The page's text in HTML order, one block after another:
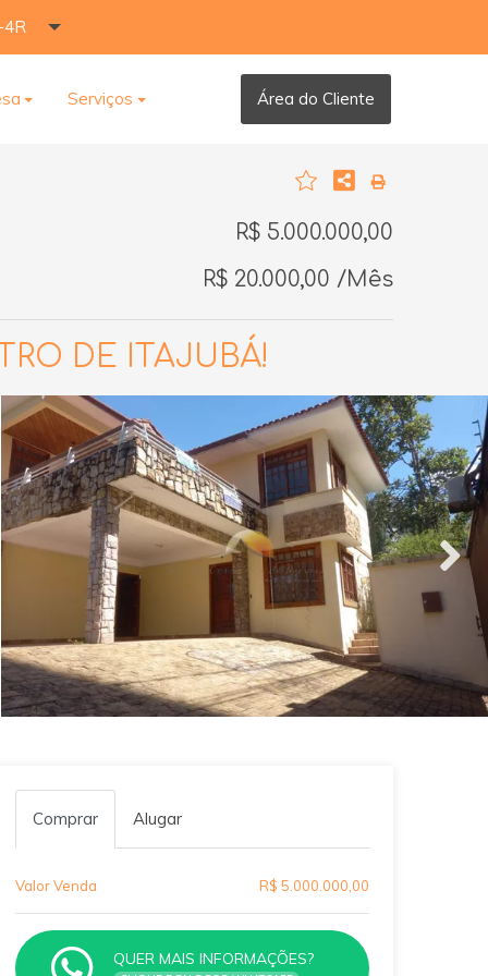
4R
Serviços Área do Cliente
R$ 5.000.000,00
R$ 20.000,00 /Mês
DE ITAJUBÁ!
Comprar Alugar
Valor Venda R$ 5.000.000,00
QUER MAIS INFORMAÇÕES?